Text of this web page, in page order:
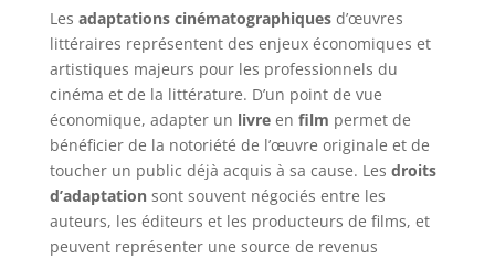
Les adaptations cinématographiquesd’œuvres
littéraires représentent des enjeux économiques et
artistiques majeurs pour les professionnels du
cinéma et de la littérature. D’un point de vue
économique, adapter un livreen film permet de
bénéficier de la notoriété de l’œuvre originale et de
toucher un public déjà acquis à sa cause. Les droits
d’adaptationsont souvent négociés entre les
auteurs, les éditeurs et les producteurs de films, et
peuvent représenter une source de revenus